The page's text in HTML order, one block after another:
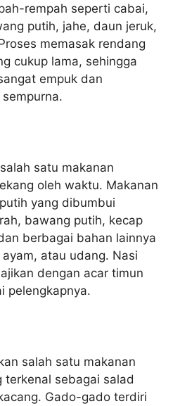
rempah seperti cabai,
putih, jahe, daun jeruk,
memasak rendang
cukup lama, sehingga
empuk dan
satu makanan
oleh waktu. Makanan
yang dibumbui
bawang putih, kecap
berbagai bahan lainnya
atau udang. Nasi
dengan acar timun
pelengkapnya.
salah satu makanan
terkenal sebagai salad
Gado-gado terdiri